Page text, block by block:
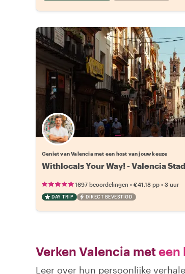
Kies jouw favoriete local
Geniet van Valencia met een host van jouw keuze
Withlocals Your Way! - Valencia
1697 beoordelingen • €41.18 pp • 3 uur
DAY TRIP DIRECT BEVESTIGD
Verken Valencia meteen
Leer over hun persoonlijke